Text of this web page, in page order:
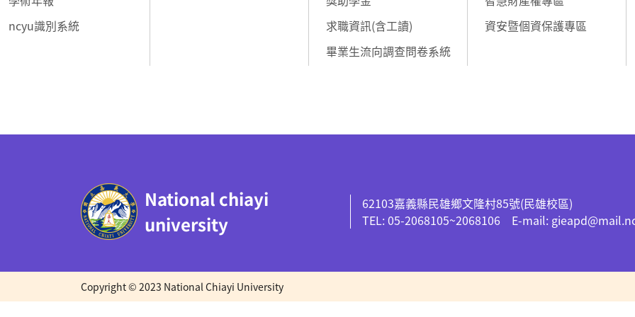
ncyu識別系統
求職資訊(含工讀)
畢業生流向調查問卷系統
資安暨個資保護專區
National chiayi
university
62103嘉義縣民雄鄉文隆村85號(民雄校區)
TEL: 05-2068105~2068106 E-mail:
Copyright © 2023 National Chiayi University